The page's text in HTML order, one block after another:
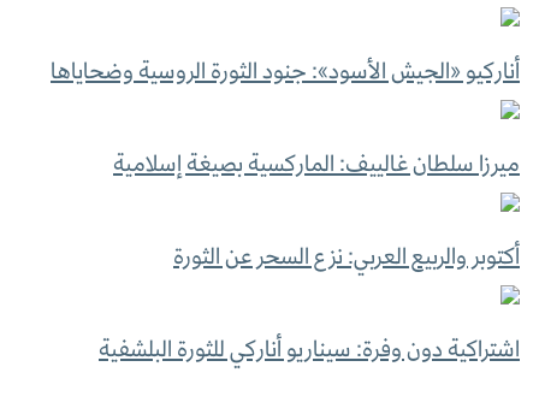
أناركيو «الجيش الأسود»: جنود الثورة الروسية وضحاياها
ميرزا سلطان غالييف: الماركسية بصيغة إسلامية
أكتوبر والربيع العربي: نزع السحر عن الثورة
اشتراكية دون وفرة: سيناريو أناركي للثورة البلشفية